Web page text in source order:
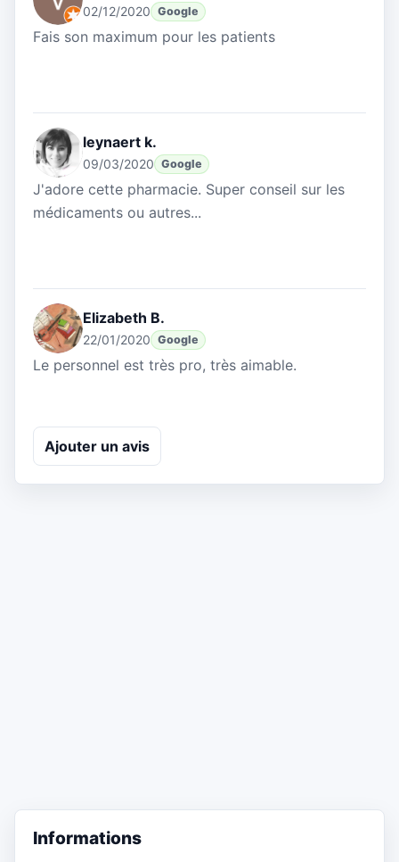
02/12/2020 Google
Fais son maximum pour les patients
leynaert k.
09/03/2020 Google
J'adore cette pharmacie. Super conseil sur les
médicaments ou autres...
Elizabeth B.
22/01/2020 Google
Le personnel est très pro, très aimable.
Ajouter un avis
Informations